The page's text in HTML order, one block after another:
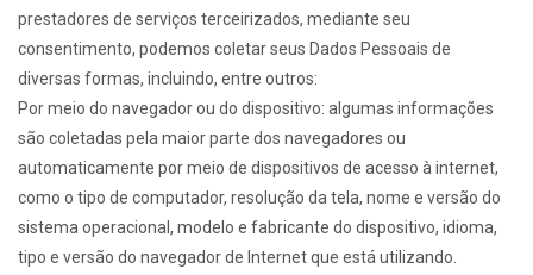
prestadores de serviços terceirizados, mediante seu
consentimento, podemos coletar seus Dados Pessoais de
diversas formas, incluindo, entre outros:
Por meio do navegador ou do dispositivo: algumas informações
são coletadas pela maior parte dos navegadores ou
automaticamente por meio de dispositivos de acesso à internet,
como o tipo de computador, resolução da tela, nome e versão do
sistema operacional, modelo e fabricante do dispositivo, idioma,
tipo e versão do navegador de Internet que está utilizando.